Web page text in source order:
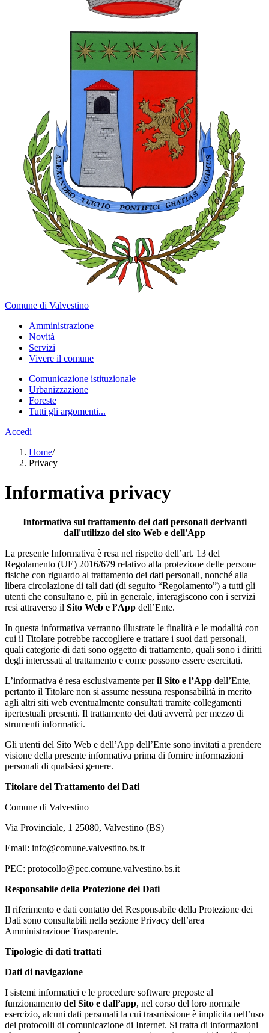
Comune di Valvestino
Amministrazione
Novità
Servizi
Vivere il comune
Comunicazione istituzionale
Urbanizzazione
Foreste
Tutti gli argomenti...
Accedi
Home/
Privacy
Informativa privacy
Informativa sul trattamento dei dati personali derivanti
dall'utilizzo del sito Web e dell'App
La presente Informativa è resa nel rispetto dell’art. 13 del
Regolamento (UE) 2016/679 relativo alla protezione delle persone
fisiche con riguardo al trattamento dei dati personali, nonché alla
libera circolazione di tali dati (di seguito “Regolamento”) a tutti gli
utenti che consultano e, più in generale, interagiscono con i servizi
resi attraverso il Sito Web e l’App dell’Ente.
In questa informativa verranno illustrate le finalità e le modalità con
cui il Titolare potrebbe raccogliere e trattare i suoi dati personali,
quali categorie di dati sono oggetto di trattamento, quali sono i diritti
degli interessati al trattamento e come possono essere esercitati.
L’informativa è resa esclusivamente peril Sito e l’App dell’Ente,
pertanto il Titolare non si assume nessuna responsabilità in merito
agli altri siti web eventualmente consultati tramite collegamenti
ipertestuali presenti. Il trattamento dei dati avverrà per mezzo di
strumenti informatici.
Gli utenti del Sito Web e dell’App dell’Ente sono invitati a prendere
visione della presente informativa prima di fornire informazioni
personali di qualsiasi genere.
Titolare del Trattamento dei Dati
Comune di Valvestino
Via Provinciale, 1 25080, Valvestino (BS)
Email: info@comune.valvestino.bs.it
PEC: protocollo@pec.comune.valvestino.bs.it
Responsabile della Protezione dei Dati
Il riferimento e dati contatto del Responsabile della Protezione dei
Dati sono consultabili nella sezione Privacy dell’area
Amministrazione Trasparente.
Tipologie di dati trattati
Dati di navigazione
I sistemi informatici e le procedure software preposte al
funzionamento del Sito e dall’app, nel corso del loro normale
esercizio, alcuni dati personali la cui trasmissione è implicita nell’uso
dei protocolli di comunicazione di Internet. Si tratta di informazioni